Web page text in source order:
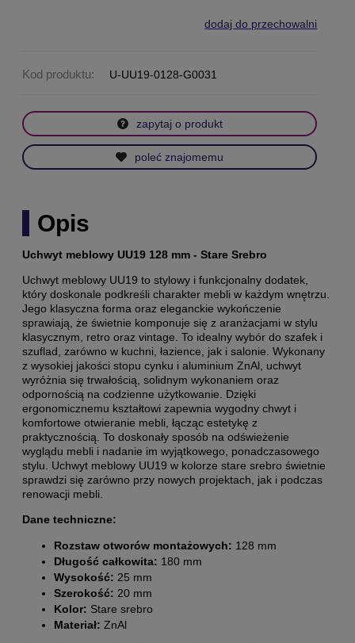
dodaj do przechowalni
Kod produktu: U-UU19-0128-G0031
zapytaj o produkt
poleć znajomemu
Opis
Uchwyt meblowy UU19 128 mm - Stare Srebro
Uchwyt meblowy UU19 to stylowy i funkcjonalny dodatek,
który doskonale podkreśli charakter mebli w każdym wnętrzu.
Jego klasyczna forma oraz eleganckie wykończenie
sprawiają, że świetnie komponuje się z aranżacjami w stylu
klasycznym, retro oraz vintage. To idealny wybór do szafek i
szuflad, zarówno w kuchni, łazience, jak i salonie. Wykonany
z wysokiej jakości stopu cynku i aluminium ZnAl, uchwyt
wyróżnia się trwałością, solidnym wykonaniem oraz
odpornością na codzienne użytkowanie. Dzięki
ergonomicznemu kształtowi zapewnia wygodny chwyt i
komfortowe otwieranie mebli, łącząc estetykę z
praktycznością. To doskonały sposób na odświeżenie
wyglądu mebli i nadanie im wyjątkowego, ponadczasowego
stylu. Uchwyt meblowy UU19 w kolorze stare srebro świetnie
sprawdzi się zarówno przy nowych projektach, jak i podczas
renowacji mebli.
Dane techniczne:
Rozstaw otworów montażowych: 128 mm
Długość całkowita: 180 mm
Wysokość: 25 mm
Szerokość: 20 mm
Kolor: Stare srebro
Materiał: ZnAl